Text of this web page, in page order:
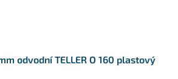
odvodní TELLER O 160 plastový